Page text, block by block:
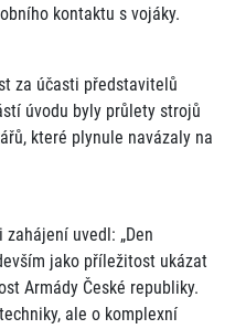
kontaktu s vojáky.
za účasti představitelů
úvodu byly průlety strojů
které plynule navázaly na
uvedl: „Den
jako příležitost ukázat
Armády České republiky.
ale o komplexní